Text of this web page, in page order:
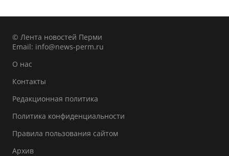
© Лента новостей Перми
Email: info@news-perm.ru
О нас
Контакты
Редакционная политика
Политика конфиденциальности
Правила пользования сайтом
Архив